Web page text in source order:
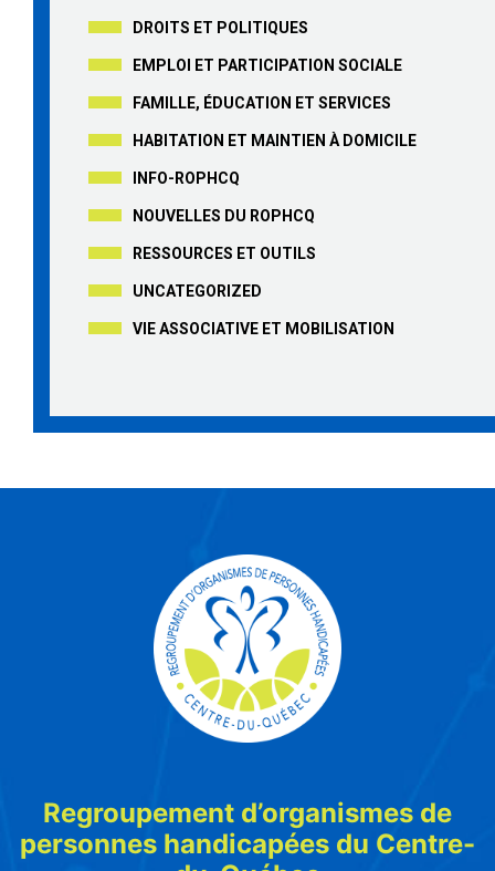
DROITS ET POLITIQUES
EMPLOI ET PARTICIPATION SOCIALE
FAMILLE, ÉDUCATION ET SERVICES
HABITATION ET MAINTIEN À DOMICILE
INFO-ROPHCQ
NOUVELLES DU ROPHCQ
RESSOURCES ET OUTILS
UNCATEGORIZED
VIE ASSOCIATIVE ET MOBILISATION
Regroupement d’organismes de
personnes handicapées du Centre-